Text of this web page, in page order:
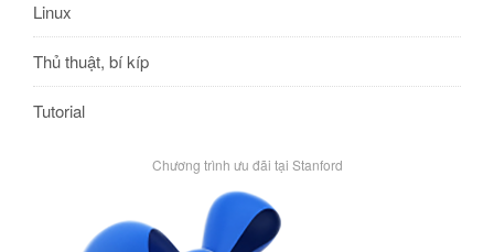
Linux
Thủ thuật, bí kíp
Tutorial
Chương trình ưu đãi tại Stanford